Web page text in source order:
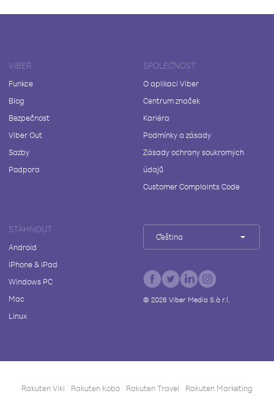
VIBER
Funkce
Blog
Bezpečnost
Viber Out
Sazby
Podpora
SPOLEČNOST
O aplikaci Viber
Centrum značek
Kariéra
Podmínky a zásady
Zásady ochrany soukromých
údajů
Customer Complaints Code
STÁHNOUT
Android
iPhone & iPad
Windows PC
Mac
Linux
Čeština
© 2026Viber Media S.à r.l.
Rakuten Viki Rakuten Kobo Rakuten Travel Rakuten Marketing